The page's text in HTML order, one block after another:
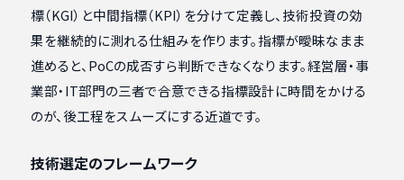
標（KGI）と中間指標（KPI）を分けて定義し、技術投資の効
果を継続的に測れる仕組みを作ります。指標が曖昧なまま
進めると、PoCの成否すら判断できなくなります。経営層・事
業部・IT部門の三者で合意できる指標設計に時間をかける
のが、後工程をスムーズにする近道です。
技術選定のフレームワーク